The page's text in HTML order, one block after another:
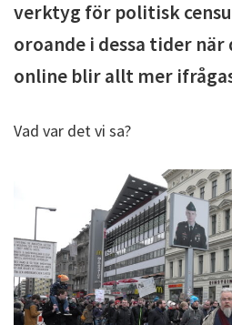
verktyg för politisk
oroande i dessa tider
online blir allt mer
Vad var det vi sa?